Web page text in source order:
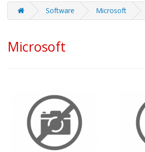
Software Microsoft
Microsoft